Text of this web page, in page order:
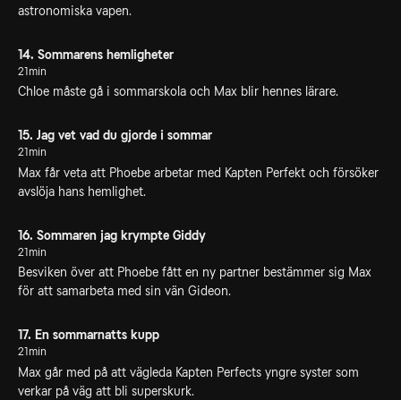
astronomiska vapen.
14. Sommarens hemligheter
21min
Chloe måste gå i sommarskola och Max blir hennes lärare.
15. Jag vet vad du gjorde i sommar
21min
Max får veta att Phoebe arbetar med Kapten Perfekt och försöker
avslöja hans hemlighet.
16. Sommaren jag krympte Giddy
21min
Besviken över att Phoebe fått en ny partner bestämmer sig Max
för att samarbeta med sin vän Gideon.
17. En sommarnatts kupp
21min
Max går med på att vägleda Kapten Perfects yngre syster som
verkar på väg att bli superskurk.